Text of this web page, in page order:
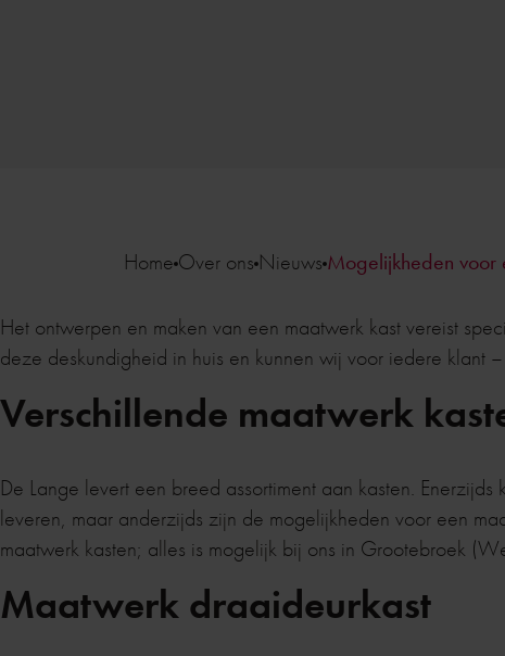
Home Over ons Nieuws Mogelijkheden voor
Het ontwerpen en maken van een maatwerk kast vereist
deze deskundigheid in huis en kunnen wij voor iedere klant
Verschillende maatwerk
De Lange levert een breed assortiment aan kasten.
leveren, maar anderzijds zijn de mogelijkheden voor een
maatwerk kasten; alles is mogelijk bij ons in Grootebroek
Maatwerk draaideurkast